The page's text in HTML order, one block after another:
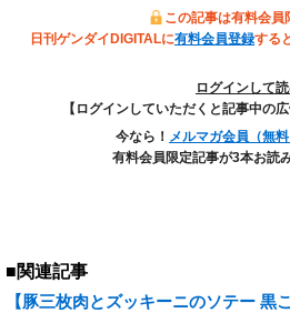
この記事は有料会員
日刊ゲンダイDIGITALに有料会員登録する
ログインして
【ログインしていただくと記事中の
今なら！ メルマガ会員（無
有料会員限定記事が3本お読
■関連記事
【豚三枚肉とズッキーニのソテー 黒